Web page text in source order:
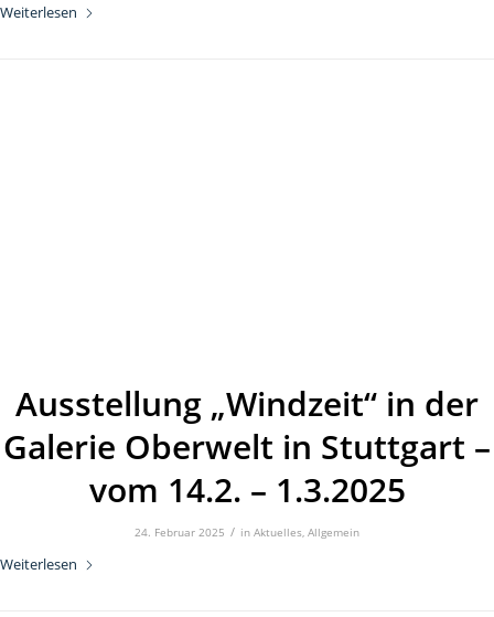
Weiterlesen
Ausstellung „Windzeit“ in der
Galerie Oberwelt in Stuttgart –
vom 14.2. – 1.3.2025
24. Februar 2025 / in Aktuelles Allgemein
Weiterlesen